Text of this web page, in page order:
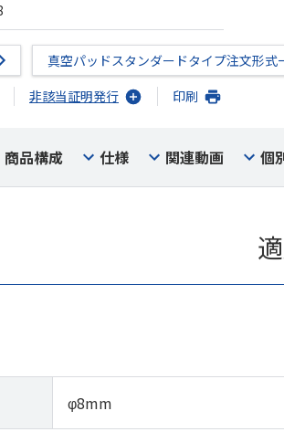
真空パッドスタンダードタイプ注文形式
非該当証明発行 印刷
商品構成 仕様 関連動画 個
φ8mm